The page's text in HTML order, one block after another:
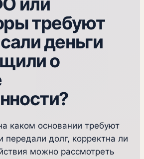
требуют
деньги
о
каком основании требуют
передали долг, корректна ли
можно рассмотреть